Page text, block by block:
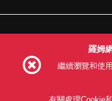
網站使用條款
羅姆
繼續瀏覽和使